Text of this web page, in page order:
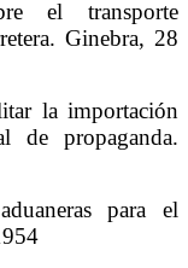
el transporte
Ginebra, 28
la importación
de propaganda.
para el